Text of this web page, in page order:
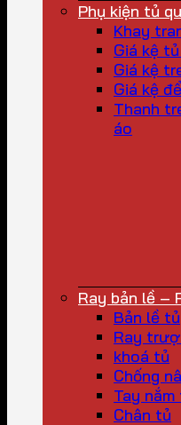
Phụ kiện tủ
Khay
Giá kệ
Giá kệ
Giá kệ
Thanh
áo
Ray bản lề –
Bản lề tủ
Ray
khoá tủ
Chống
Tay nắm
Chân tủ